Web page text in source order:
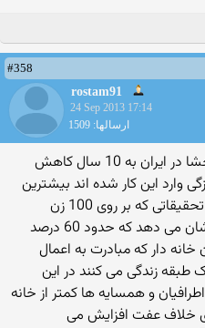
#358
rostam91
24 Sep 2013 17:14
ارسالها: 1509
مطالعات نشان می دهد که سن فحشا در ایران به 10 سال کاهش
وارد این کار شده اند بیشترین
تعداد فواحش را تشکیل می دهند. تحقیقاتی که بر روی 100 زن
فاحشه در زندان اوین انجام شده نشان می دهد که حدود 60 درصد
خانه دار که مبادرت به اعمال
زندگی می کنند در این
و همسایه ها کمتر از خانه
خلاف عفت افزایش می